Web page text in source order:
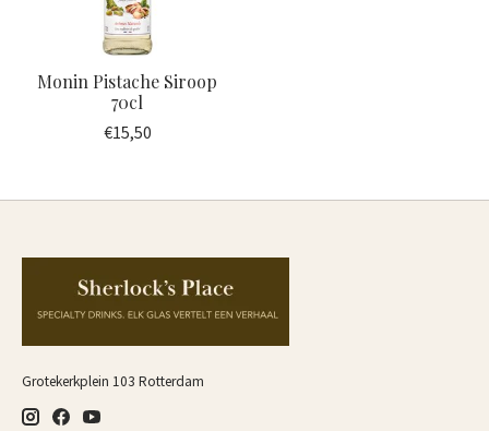
Monin Pistache Siroop
70cl
€15,50
Grotekerkplein 103 Rotterdam